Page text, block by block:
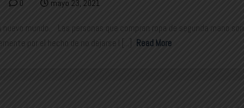
0 mayo 23, 2021
mundo. Las personas que compran ropa de segunda mano son
por el hecho de no dejarse l [...] Read More